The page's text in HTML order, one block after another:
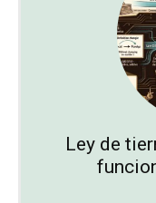
Ley de